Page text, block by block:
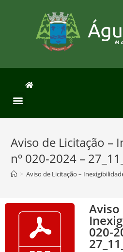
Aviso de Licitação –
nº 020-2024 –
> Aviso de Licitação –
Aviso
020-